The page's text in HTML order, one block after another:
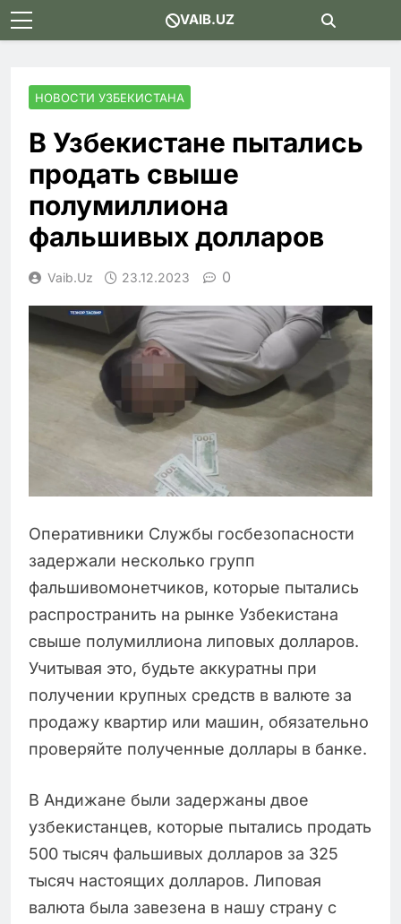
Skip
to
VAIB.UZ
НОВОСТИ УЗБЕКИСТАНА
В Узбекистане пытались
продать свыше
полумиллиона
фальшивых долларов
Vaib.uz 23.12.2023 0
Оперативники Службы госбезопасности
задержали несколько групп
фальшивомонетчиков, которые пытались
распространить на рынке Узбекистана
свыше полумиллиона липовых долларов.
Учитывая это, будьте аккуратны при
получении крупных средств в валюте за
продажу квартир или машин, обязательно
проверяйте полученные доллары в банке.
В Андижане были задержаны двое
узбекистанцев, которые пытались продать
500 тысяч фальшивых долларов за 325
тысяч настоящих долларов. Липовая
валюта была завезена в нашу страну с